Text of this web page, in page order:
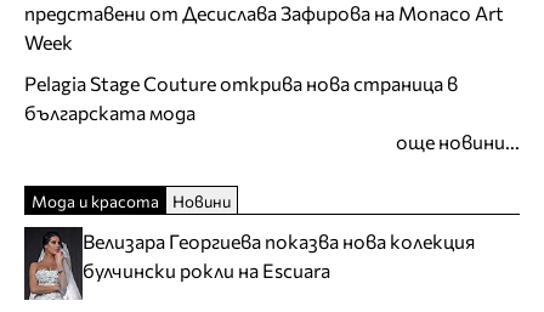
представени от Десислава Зафирова на Monaco Art
Week
Pelagia Stage Couture открива нова страница в
българската мода
още новини...
Мода и красота Новини
Велизара Георгиева показва нова колекция
булчински рокли на Escuara